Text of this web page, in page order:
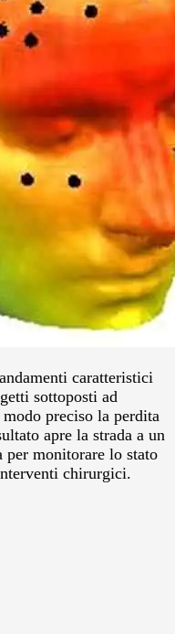
caratteristici
sottoposti ad
preciso la perdita
apre la strada a un
monitorare lo stato
chirurgici.